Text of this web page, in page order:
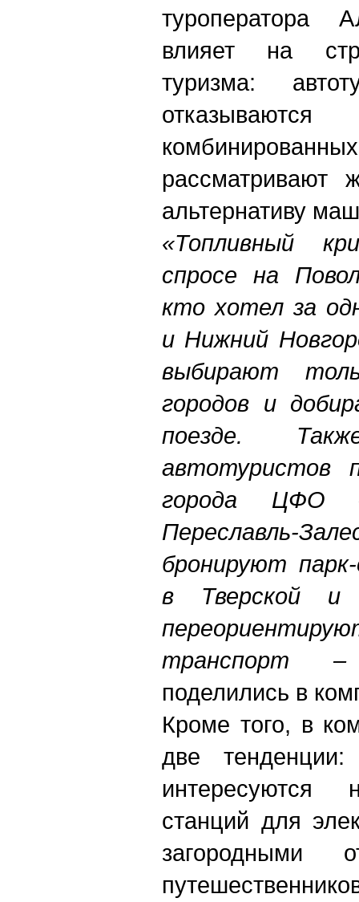
туроператора
влияет на
туризма:
рассматривают
альтернативу
«Топливный
спросе на
кто хотел за
и Нижний
выбирают
городов и
поезде.
автотуристов
города ЦФО
Переславль-
бронируют
в Тверской и
транспорт –
поделились в
Кроме того, в
две
интересуются
станций для
загородными